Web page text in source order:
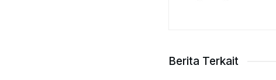
Berita Terkait